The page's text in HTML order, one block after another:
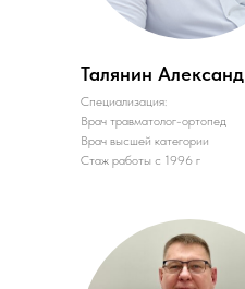
Талянин
Специализация:
Врач травматолог-ортопед
Врач высшей категории
Стаж работы с 1996 г